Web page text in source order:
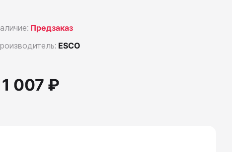
007 ₽
Предзаказ
ESCO